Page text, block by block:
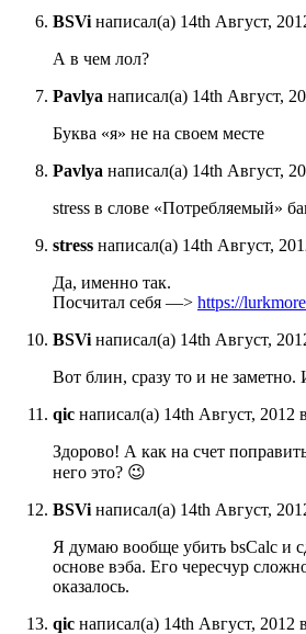
BSVi написал(а) 14th Август,
А в чем лол?
Pavlya написал(а) 14th Август,
Буква «я» не на своем месте
Pavlya написал(а) 14th Август,
stress в слове «Потребляемый»
stress написал(а) 14th Август,
Да, именно так.
Посчитал себя —> https://
BSVi написал(а) 14th Август,
Вот блин, сразу то и не заметно.
qic написал(а) 14th Август, 2012
Здорово! А как на счет
него это? 😉
BSVi написал(а) 14th Август,
Я думаю вообще убить bsCalc и
основе вэба. Его чересчур
оказалось.
qic написал(а) 14th Август, 2012